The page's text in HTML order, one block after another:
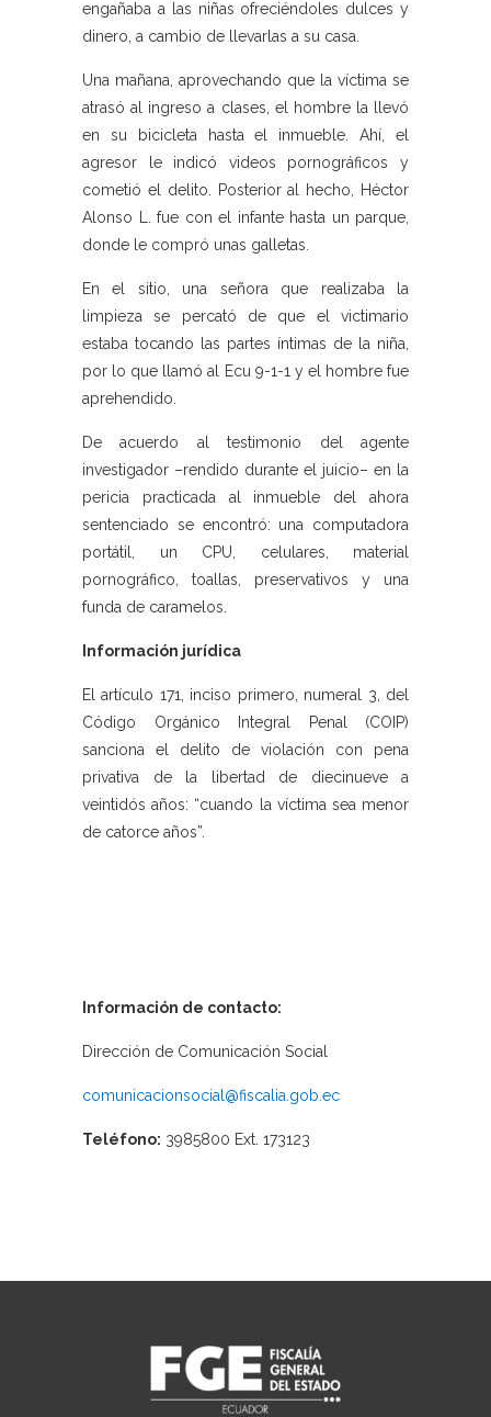
engañaba a las niñas ofreciéndoles dulces y
dinero, a cambio de llevarlas a su casa.
Una mañana, aprovechando que la víctima se
atrasó al ingreso a clases, el hombre la llevó
en su bicicleta hasta el inmueble. Ahí, el
agresor le indicó videos pornográficos y
cometió el delito. Posterior al hecho, Héctor
Alonso L. fue con el infante hasta un parque,
donde le compró unas galletas.
En el sitio, una señora que realizaba la
limpieza se percató de que el victimario
estaba tocando las partes íntimas de la niña,
por lo que llamó al Ecu 9-1-1 y el hombre fue
aprehendido.
De acuerdo al testimonio del agente
investigador –rendido durante el juicio– en la
pericia practicada al inmueble del ahora
sentenciado se encontró: una computadora
portátil, un CPU, celulares, material
pornográfico, toallas, preservativos y una
funda de caramelos.
Información jurídica
El artículo 171, inciso primero, numeral 3, del
Código Orgánico Integral Penal (COIP)
sanciona el delito de violación con pena
privativa de la libertad de diecinueve a
veintidós años: “cuando la víctima sea menor
de catorce años”.
Información de contacto:
Dirección de Comunicación Social
comunicacionsocial@fiscalia.gob.ec
Teléfono: 3985800 Ext. 173123